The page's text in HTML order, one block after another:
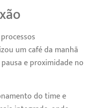
um café da manhã
e proximidade no
do time e